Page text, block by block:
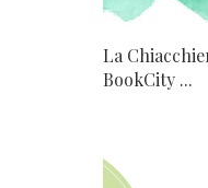
La
BookCity ...